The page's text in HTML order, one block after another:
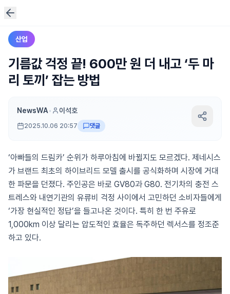
산업
기름값 걱정 끝! 600만 원 더 내고 ‘두 마
리 토끼’ 잡는 방법
NewsWA• 이석호
2025.10.06 20:57 댓글
‘아빠들의 드림카’ 순위가 하루아침에 바뀔지도 모르겠다. 제네시스
가 브랜드 최초의 하이브리드 모델 출시를 공식화하며 시장에 거대
한 파문을 던졌다. 주인공은 바로 GV80과 G80. 전기차의 충전 스
트레스와 내연기관의 유류비 걱정 사이에서 고민하던 소비자들에게
‘가장 현실적인 정답’을 들고나온 것이다. 특히 한 번 주유로
1,000km 이상 달리는 압도적인 효율은 독주하던 렉서스를 정조준
하고 있다.